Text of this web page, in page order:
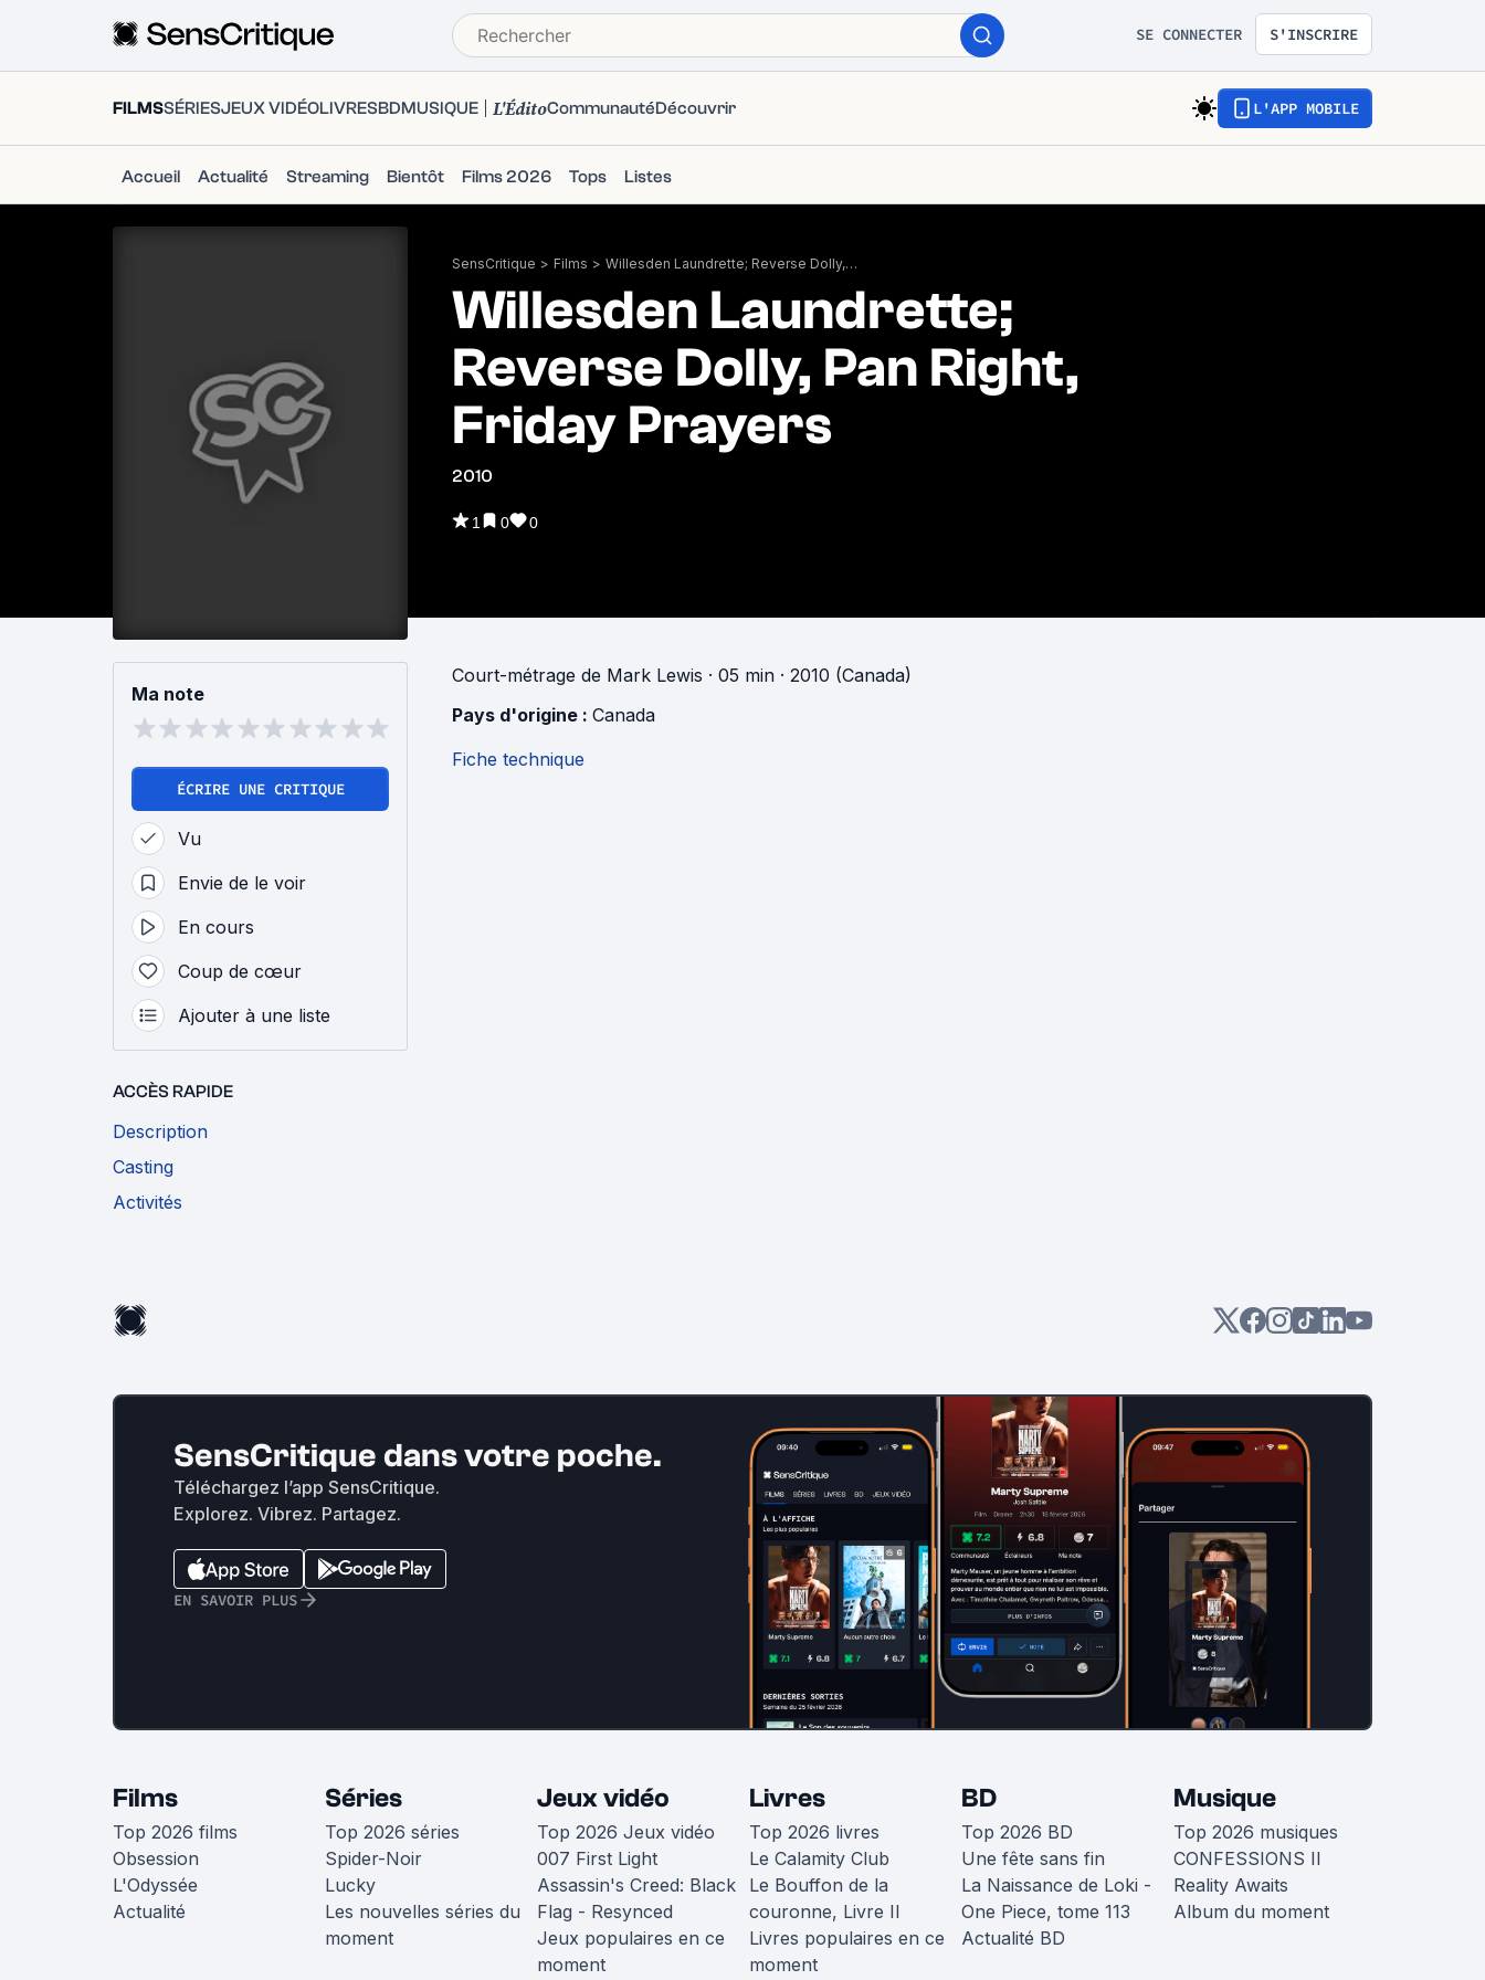
SE CONNECTER S'INSCRIRE
FILMSSÉRIESJEUX VIDÉOLIVRESBDMUSIQUE L'ÉditoCommunautéDécouvrir L'APP MOBILE
Accueil Actualité Streaming Bientôt Films 2026 Tops Listes
SensCritique > Films > Willesden Laundrette; Reverse Dolly, Pan Right, Friday Prayers
Willesden Laundrette;
Reverse Dolly, Pan Right,
Friday Prayers
2010
1 0 0
Ma note
ÉCRIRE UNE CRITIQUE
Vu
Envie de le voir
En cours
Coup de cœur
Ajouter à une liste
ACCÈS RAPIDE
Description
Casting
Activités
Court-métrage de Mark Lewis · 05 min · 2010 (Canada)
Pays d'origine : Canada
Fiche technique
SensCritique dans votre poche.
Téléchargez l’app SensCritique.
Explorez. Vibrez. Partagez.
EN SAVOIR PLUS
Films
Top 2026 films
Obsession
L'Odyssée
Actualité
Séries
Top 2026 séries
Spider-Noir
Lucky
Les nouvelles séries du
moment
Jeux vidéo
Top 2026 Jeux vidéo
007 First Light
Assassin's Creed: Black
Flag - Resynced
Jeux populaires en ce
moment
Livres
Top 2026 livres
Le Calamity Club
Le Bouffon de la
couronne, Livre II
Livres populaires en ce
moment
BD
Top 2026 BD
Une fête sans fin
La Naissance de Loki -
One Piece, tome 113
Actualité BD
Musique
Top 2026 musiques
CONFESSIONS II
Reality Awaits
Album du moment